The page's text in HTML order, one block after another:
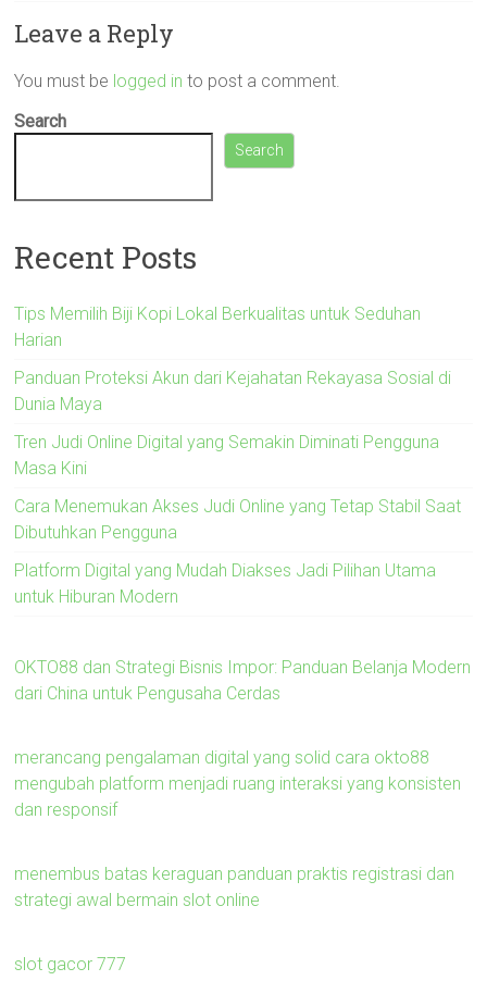
Leave a Reply
You must be logged in to post a comment.
Search
Search
Recent Posts
Tips Memilih Biji Kopi Lokal Berkualitas untuk Seduhan
Harian
Panduan Proteksi Akun dari Kejahatan Rekayasa Sosial di
Dunia Maya
Tren Judi Online Digital yang Semakin Diminati Pengguna
Masa Kini
Cara Menemukan Akses Judi Online yang Tetap Stabil Saat
Dibutuhkan Pengguna
Platform Digital yang Mudah Diakses Jadi Pilihan Utama
untuk Hiburan Modern
OKTO88 dan Strategi Bisnis Impor: Panduan Belanja Modern
dari China untuk Pengusaha Cerdas
merancang pengalaman digital yang solid cara okto88
mengubah platform menjadi ruang interaksi yang konsisten
dan responsif
menembus batas keraguan panduan praktis registrasi dan
strategi awal bermain slot online
slot gacor 777